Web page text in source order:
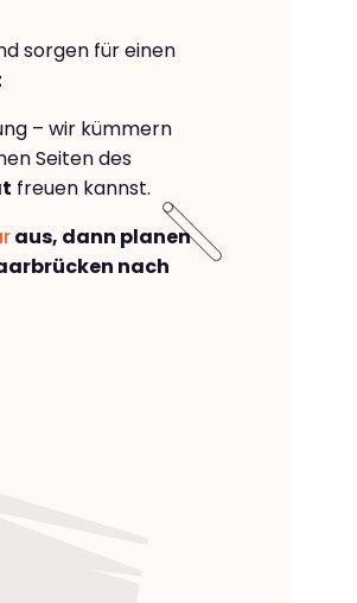
sorgen für einen
– wir kümmern
Seiten des
freuen kannst.
aus, dann planen
nach